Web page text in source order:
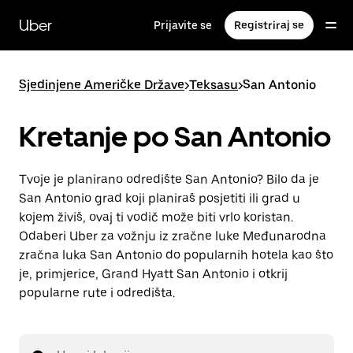
glavni
sadržaj
Uber Prijavite se Registriraj se
Sjedinjene Američke Države>Teksasu>San Antonio
Kretanje po San Antonio
Tvoje je planirano odredište San Antonio? Bilo da je
San Antonio grad koji planiraš posjetiti ili grad u
kojem živiš, ovaj ti vodič može biti vrlo koristan.
Odaberi Uber za vožnju iz zračne luke Međunarodna
zračna luka San Antonio do popularnih hotela kao što
je, primjerice, Grand Hyatt San Antonio i otkrij
popularne rute i odredišta.